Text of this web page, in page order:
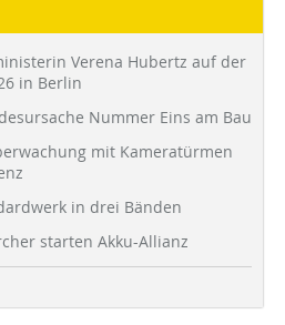
Verena Hubertz auf der
in Berlin
Nummer Eins am Bau
mit Kameratürmen
in drei Bänden
starten Akku-Allianz